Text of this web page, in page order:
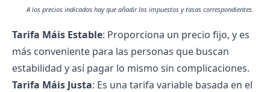
A los precios indicados hay que añadir los impuestos y tasas correspondientes.
Tarifa Máis Estable: Proporciona un precio fijo, y es
más conveniente para las personas que buscan
estabilidad y así pagar lo mismo sin complicaciones.
Tarifa Máis Justa: Es una tarifa variable basada en el